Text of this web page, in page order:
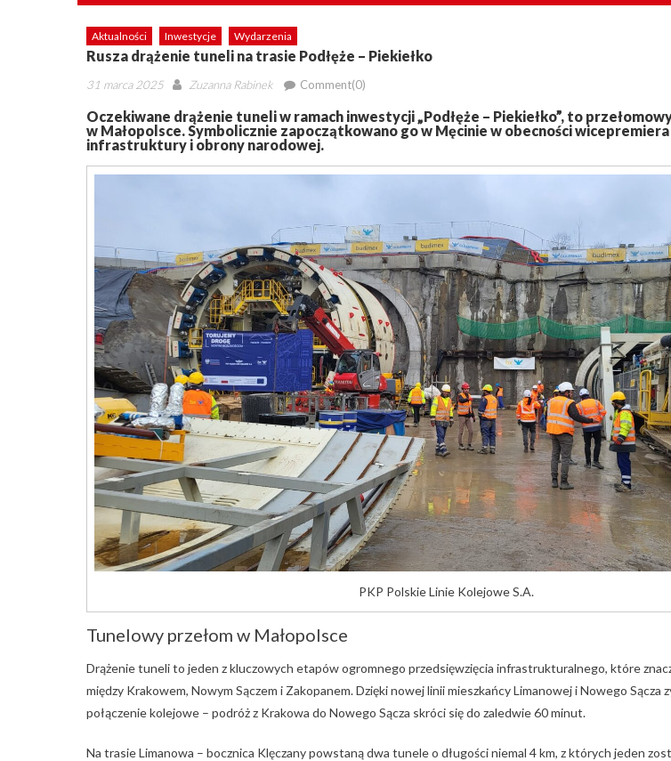
Aktualności Inwestycje Wydarzenia
Rusza drążenie tuneli na trasie Podłęże – Piekiełko
Posted
31 marca 2025 Author
Zuzanna Rabinek Comment(0)
Oczekiwane drążenie tuneli w ramach inwestycji „Podłęże – Piekiełko”, to
w Małopolsce. Symbolicznie zapoczątkowano go w Męcinie w obecności
infrastruktury i obrony narodowej.
PKP Polskie Linie Kolejowe S.A.
Tunelowy przełom w Małopolsce
Drążenie tuneli to jeden z kluczowych etapów ogromnego przedsięwzięcia infrastrukturalnego, które
między Krakowem, Nowym Sączem i Zakopanem. Dzięki nowej linii mieszkańcy Limanowej i Nowego Sącza
połączenie kolejowe – podróż z Krakowa do Nowego Sącza skróci się do zaledwie 60 minut.
Na trasie Limanowa – bocznica Klęczany powstaną dwa tunele o długości niemal 4 km, z których jeden